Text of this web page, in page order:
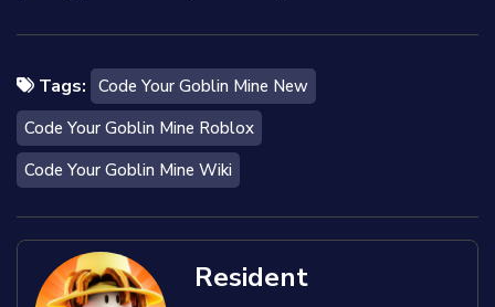
Tags: Code Your Goblin Mine New
Code Your Goblin Mine Roblox
Code Your Goblin Mine Wiki
Resident